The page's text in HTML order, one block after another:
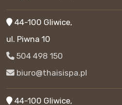
44-100 Gliwice,
ul. Piwna 10
504 498 150
biuro@thaisispa.pl
44-100 Gliwice,